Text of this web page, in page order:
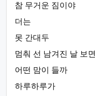
참 무거운 짐이야
더는
못 간대두
멈춰 선 남겨진 날 보면
어떤 맘이 들까
하루하루가